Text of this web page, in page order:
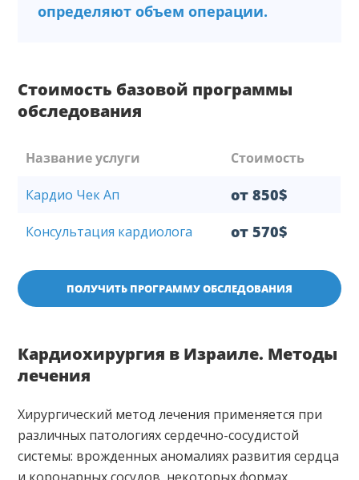
определяют объем операции.
Стоимость базовой программы
обследования
Название услуги Стоимость
Кардио Чек Ап от 850$
Консультация кардиолога от 570$
ПОЛУЧИТЬ ПРОГРАММУ ОБСЛЕДОВАНИЯ
Кардиохирургия в Израиле. Методы
лечения
Хирургический метод лечения применяется при
различных патологиях сердечно-сосудистой
системы: врожденных аномалиях развития сердца